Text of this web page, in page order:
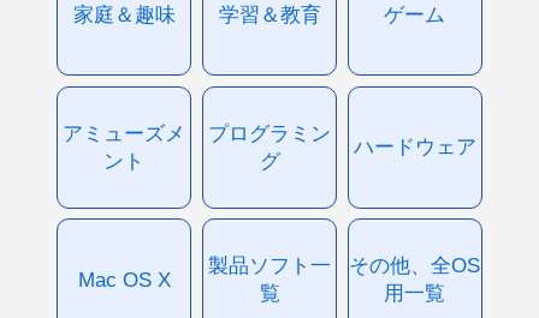
家庭＆趣味 学習＆教育 ゲーム
アミューズメ
ント
プログラミン
グ
ハードウェア
Mac OS X
製品ソフト一
覧
その他、全OS
用一覧